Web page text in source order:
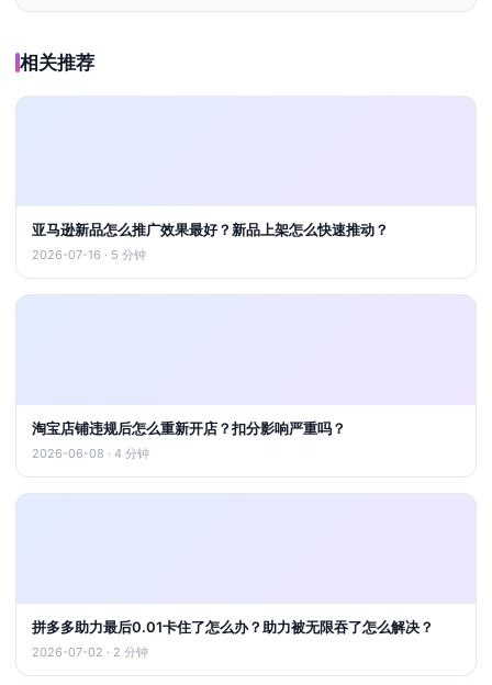
相关推荐
亚马逊新品怎么推广效果最好？新品上架怎么快速推动？
2026-07-16 · 5 分钟
淘宝店铺违规后怎么重新开店？扣分影响严重吗？
2026-06-08 · 4 分钟
拼多多助力最后0.01卡住了怎么办？助力被无限吞了怎么解决？
2026-07-02 · 2 分钟